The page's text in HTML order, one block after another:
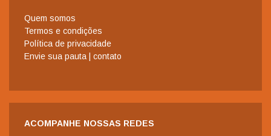
Quem somos
Termos e condições
Política de privacidade
Envie sua pauta | contato
ACOMPANHE NOSSAS REDES